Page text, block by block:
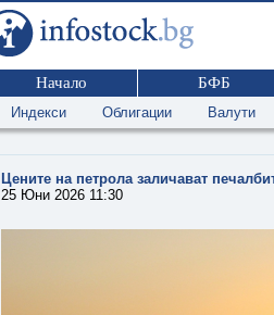
Начало БФБ
Индекси Облигации Валути
Цените на петрола заличават
25 Юни 2026 11:30